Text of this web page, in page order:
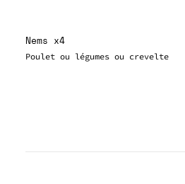
Nems x4
Poulet ou légumes ou crevelte